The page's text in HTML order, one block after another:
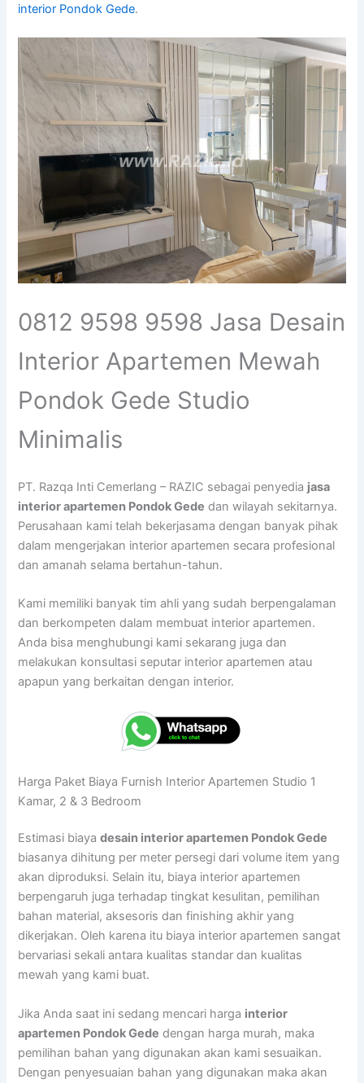
interior Pondok Gede.
0812 9598 9598 Jasa Desain
Interior Apartemen Mewah
Pondok Gede Studio
Minimalis
PT. Razqa Inti Cemerlang – RAZIC sebagai penyedia jasa
interior apartemen Pondok Gede dan wilayah sekitarnya.
Perusahaan kami telah bekerjasama dengan banyak pihak
dalam mengerjakan interior apartemen secara profesional
dan amanah selama bertahun-tahun.
Kami memiliki banyak tim ahli yang sudah berpengalaman
dan berkompeten dalam membuat interior apartemen.
Anda bisa menghubungi kami sekarang juga dan
melakukan konsultasi seputar interior apartemen atau
apapun yang berkaitan dengan interior.
Harga Paket Biaya Furnish Interior Apartemen Studio 1
Kamar, 2 & 3 Bedroom
Estimasi biayadesain interior apartemen Pondok Gede
biasanya dihitung per meter persegi dari volume item yang
akan diproduksi. Selain itu, biaya interior apartemen
berpengaruh juga terhadap tingkat kesulitan, pemilihan
bahan material, aksesoris dan finishing akhir yang
dikerjakan. Oleh karena itu biaya interior apartemen sangat
bervariasi sekali antara kualitas standar dan kualitas
mewah yang kami buat.
Jika Anda saat ini sedang mencari harga interior
apartemen Pondok Gede dengan harga murah, maka
pemilihan bahan yang digunakan akan kami sesuaikan.
Dengan penyesuaian bahan yang digunakan maka akan